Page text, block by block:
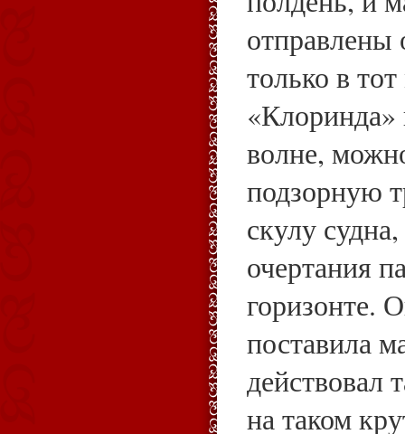
отправлены
только в
«Клоринда»
волне,
подзорную
скулу
очертания
горизонте.
поставила
действовал
на таком